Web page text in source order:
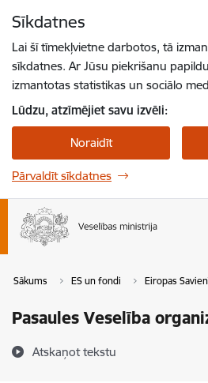
Sīkdatnes
Lai šī tīmekļvietne darbotos, tā
sīkdatnes. Ar Jūsu piekrišanu
izmantotas statistikas un sociālo
Lūdzu, atzīmējiet savu izvēli:
Noraidīt
Pārvaldīt sīkdatnes
Sākums ES un fondi Eiropas
Pasaules Veselība
Atskaņot tekstu